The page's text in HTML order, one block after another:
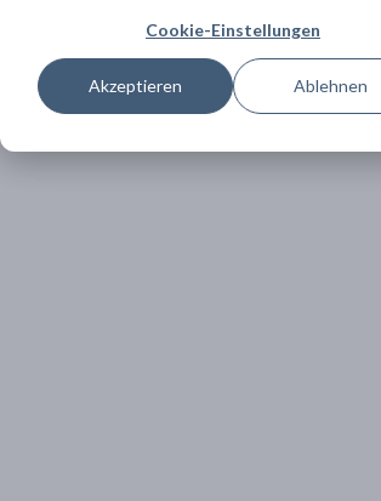
Cookie-Einstellungen
Akzeptieren Ablehnen